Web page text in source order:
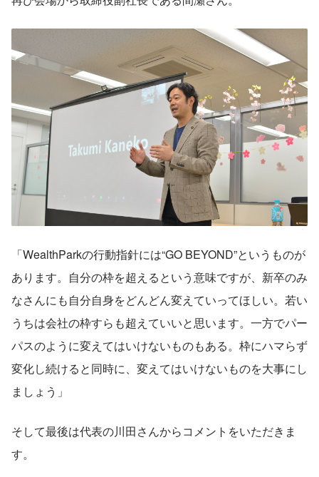
「WealthParkの行動指針には“GO BEYOND”というものが
あります。自分の枠を超えるという意味ですが、新卒のみ
なさんにも自分自身をどんどん変えていってほしい。若い
うちは会社の枠すらも超えていいと思います。一方でパー
パスのように変えてはいけないものもある。枠にハマらず
変化し続けると同時に、変えてはいけないものを大事にし
ましょう」
そして最後は代表の川田さんからコメントをいただきま
す。